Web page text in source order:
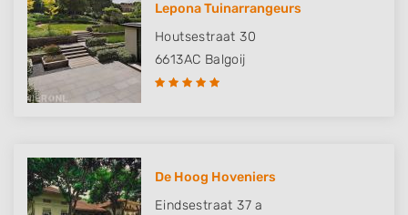
Lepona Tuinarrangeurs
Houtsestraat 30
6613AC Balgoij
De Hoog Hoveniers
Eindsestraat 37 a